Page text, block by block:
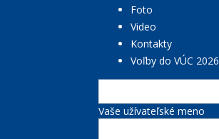
Foto
Video
Kontakty
Voľby do VÚC 2026
Vaše užívateľské meno